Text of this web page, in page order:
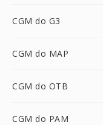
CGM do G3
CGM do MAP
CGM do OTB
CGM do PAM